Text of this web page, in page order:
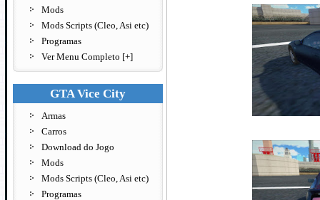
Mods
Mods Scripts (Cleo, Asi etc)
Programas
Ver Menu Completo [+]
GTA Vice City
Armas
Carros
Download do Jogo
Mods
Mods Scripts (Cleo, Asi etc)
Programas